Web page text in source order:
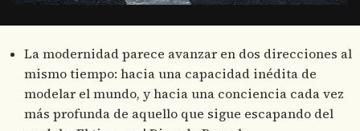
La modernidad parece avanzar en dos direcciones al
mismo tiempo: hacia una capacidad inédita de
modelar el mundo, y hacia una conciencia cada vez
más profunda de aquello que sigue escapando del